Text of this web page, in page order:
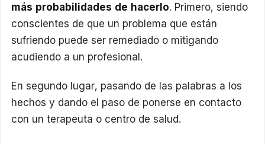
más probabilidades de hacerlo. Primero, siendo
conscientes de que un problema que están
sufriendo puede ser remediado o mitigando
acudiendo a un profesional.
En segundo lugar, pasando de las palabras a los
hechos y dando el paso de ponerse en contacto
con un terapeuta o centro de salud.